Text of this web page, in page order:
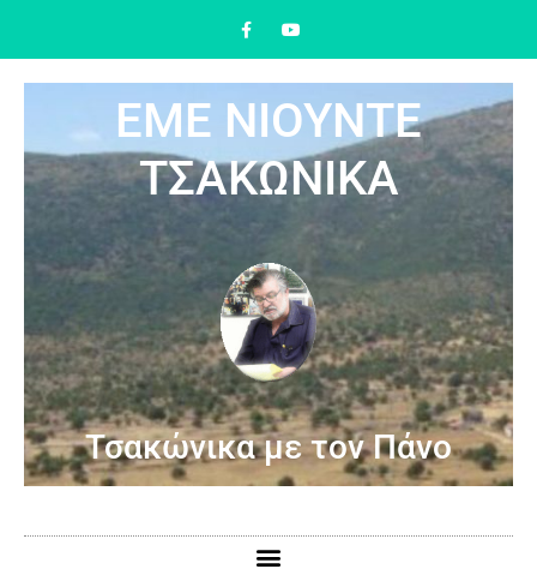
ΕΜΕ ΝΙΟΥΝΤΕ
ΤΣΑΚΩΝΙΚΑ
Τσακώνικα με τον Πάνο